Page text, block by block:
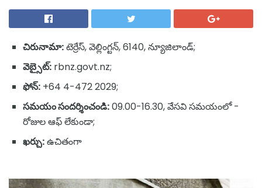
చిరునామా:టెర్రేస్, వెల్లింగ్టన్, 6140, న్యూజిలాండ్;
వెబ్సైట్: rbnz.govt.nz;
ఫోన్: +64 4-472 2029;
సమయం సందర్శించండి:09.00-16.30, వేసవి సమయంలో -
రోజుల ఆఫ్ లేకుండా;
ఖర్చు:ఉచితంగా